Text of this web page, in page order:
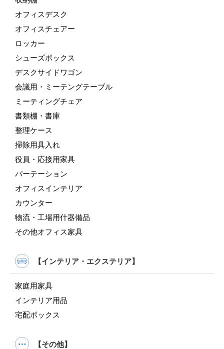
オフィスデスク
オフィスチェアー
ロッカー
シューズボックス
デスクサイドワゴン
会議用・ミーテングテーブル
ミーティングチェア
書類棚・書庫
整理ケース
掃除用具入れ
役員・応接用家具
パーテーション
オフィスインテリア
カウンター
物流・工場用什器備品
その他オフィス家具
【インテリア・エクステリア】
家庭用家具
インテリア用品
宅配ボックス
【その他】